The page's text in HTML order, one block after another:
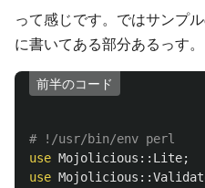
って感じです。ではサンプ
に書いてある部分あるっす。
前半のコード
# !/usr/bin/env perl
use Mojolicious:: Lite;
use Mojolicious::